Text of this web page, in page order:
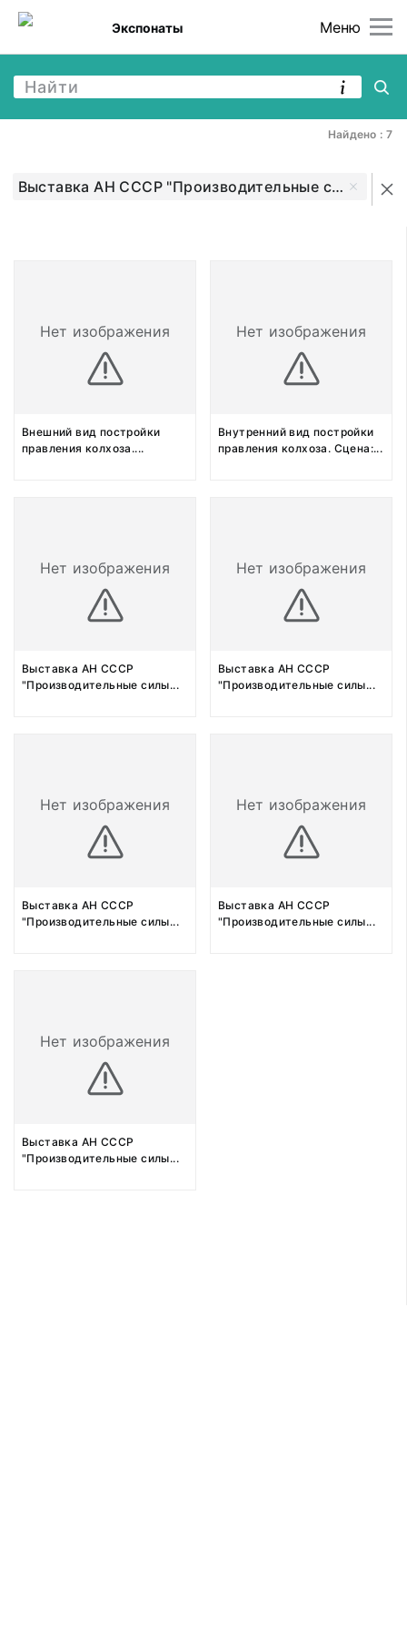
Меню
Экспонаты
Найдено : 7
Выставка АН СССР "Производительные силы
Нет изображения
Внешний вид постройки
правления колхоза....
Нет изображения
Внутренний вид постройки
правления колхоза. Сцена:...
Нет изображения
Выставка АН СССР
"Производительные силы...
Нет изображения
Выставка АН СССР
"Производительные силы...
Нет изображения
Выставка АН СССР
"Производительные силы...
Нет изображения
Выставка АН СССР
"Производительные силы...
Нет изображения
Выставка АН СССР
"Производительные силы...